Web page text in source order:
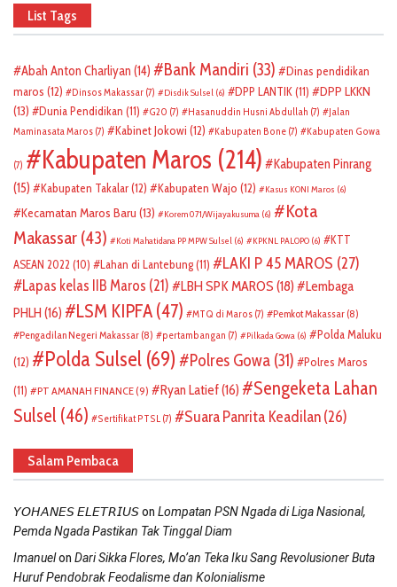
List Tags
Abah Anton Charliyan (14) Bank Mandiri (33)
Dinas pendidikan
maros (12) Dinsos Makassar (7) Disdik Sulsel (6) DPP LANTIK(11)
DPP LKKN
(13)
Dunia Pendidikan (11) G20 (7) Hasanuddin Husni Abdullah (7)
Jalan
Maminasata Maros (7) Kabinet Jokowi (12) Kabupaten Bone (7) Kabupaten Gowa
(7) Kabupaten Maros (214)
Kabupaten Pinrang
(15)
Kabupaten Takalar(12) Kabupaten Wajo (12) Kasus KONI Maros (6)
Kecamatan Maros Baru (13) Korem 071/Wijayakusuma (6)
Kota
Makassar (43) Koti Mahatidana PP MPW Sulsel (6) KPKNL PALOPO (6)
KTT
ASEAN 2022 (10) Lahan di Lantebung(11) LAKI P 45 MAROS (27)
Lapas kelas IIB Maros (21) LBH SPK MAROS (18)
Lembaga
PHLH (16) LSM KIPFA (47) MTQ di Maros (7) Pemkot Makassar (8)
Pengadilan Negeri Makassar (8) pertambangan (7) Pilkada Gowa (6)
Polda Maluku
(12)
Polda Sulsel (69) Polres Gowa (31)
Polres Maros
(11)
PT AMANAH FINANCE(9) Ryan Latief(16)
Sengeketa Lahan
Sulsel (46) Sertifikat PTSL (7) Suara Panrita Keadilan(26)
Salam Pembaca
𝘠𝘖𝘏𝘈𝘕𝘌𝘚 𝘌𝘓𝘌𝘛𝘙𝘐𝘜𝘚on Lompatan PSN Ngada di Liga Nasional,
Pemda Ngada Pastikan Tak Tinggal Diam
Imanuelon Dari Sikka Flores, Mo’an Teka Iku Sang Revolusioner Buta
Huruf Pendobrak Feodalisme dan Kolonialisme